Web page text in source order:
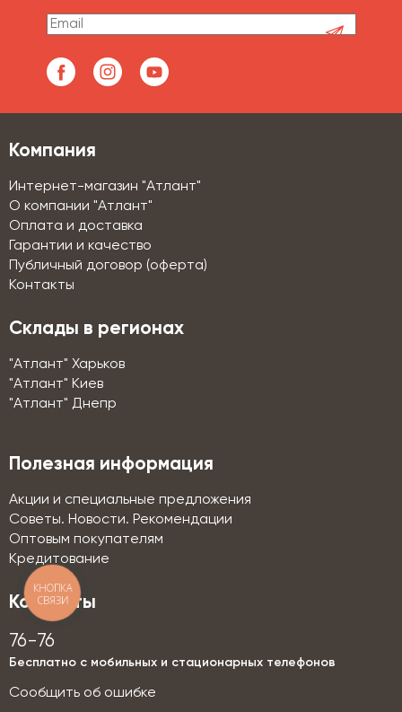
Компания
Интернет-магазин "Атлант"
О компании "Атлант"
Оплата и доставка
Гарантии и качество
Публичный договор (оферта)
Контакты
Склады в регионах
"Атлант" Харьков
"Атлант" Киев
"Атлант" Днепр
Полезная информация
Акции и специальные предложения
Советы. Новости. Рекомендации
Оптовым покупателям
Кредитование
Контакты
76-76
Бесплатно с мобильных и стационарных телефонов
Сообщить об ошибке
КНОПКА
СВЯЗИ